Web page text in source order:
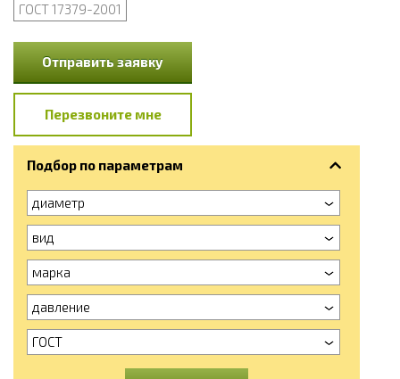
ГОСТ 17379-2001
Отправить заявку
Перезвоните мне
Подбор по параметрам
диаметр
вид
марка
давление
ГОСТ